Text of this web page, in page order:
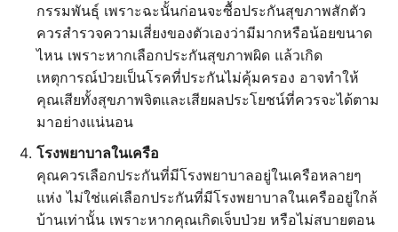
กรรมพันธุ์ เพราะฉะนั้นก่อนจะซื้อประกันสุขภาพสักตัว
ควรสำรวจความเสี่ยงของตัวเองว่ามีมากหรือน้อยขนาด
ไหน เพราะหากเลือกประกันสุขภาพผิด แล้วเกิด
เหตุการณ์ป่วยเป็นโรคที่ประกันไม่คุ้มครอง อาจทำให้
คุณเสียทั้งสุขภาพจิตและเสียผลประโยชน์ที่ควรจะได้ตาม
มาอย่างแน่นอน
โรงพยาบาลในเครือ
คุณควรเลือกประกันที่มีโรงพยาบาลอยู่ในเครือหลายๆ
แห่ง ไม่ใช่แค่เลือกประกันที่มีโรงพยาบาลในเครืออยู่ใกล้
บ้านเท่านั้น เพราะหากคุณเกิดเจ็บป่วย หรือไม่สบายตอน